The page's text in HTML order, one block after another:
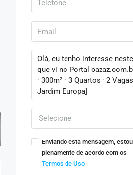
Selecione
Enviando esta mensagem, estou
plenamente de acordo com os
Termos de Uso